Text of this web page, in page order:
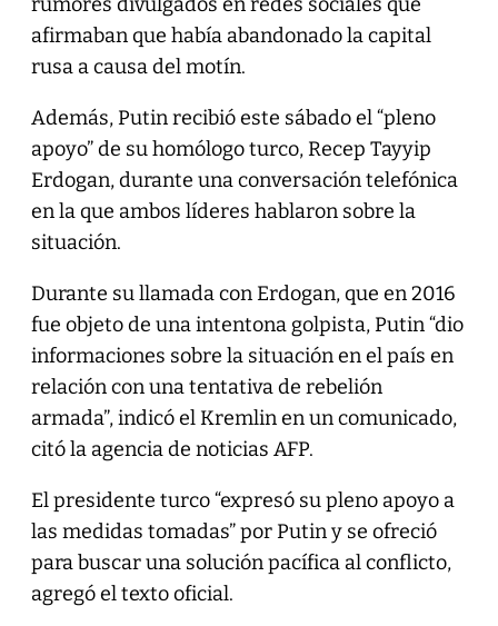
afirmaban que había abandonado la capital
rusa a causa del motín.
Además, Putin recibió este sábado el “pleno
apoyo” de su homólogo turco, Recep Tayyip
Erdogan, durante una conversación telefónica
en la que ambos líderes hablaron sobre la
situación.
Durante su llamada con Erdogan, que en 2016
fue objeto de una intentona golpista, Putin “dio
informaciones sobre la situación en el país en
relación con una tentativa de rebelión
armada”, indicó el Kremlin en un comunicado,
citó la agencia de noticias AFP.
El presidente turco “expresó su pleno apoyo a
las medidas tomadas” por Putin y se ofreció
para buscar una solución pacífica al conflicto,
agregó el texto oficial.